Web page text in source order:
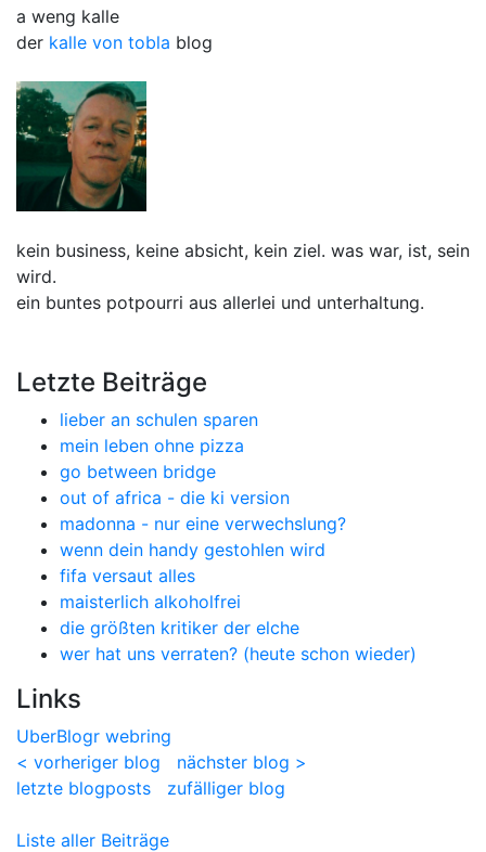
a weng kalle
der kalle von tobla blog
kein business, keine absicht, kein ziel. was war, ist, sein
wird.
ein buntes potpourri aus allerlei und unterhaltung.
Letzte Beiträge
lieber an schulen sparen
mein leben ohne pizza
go between bridge
out of africa - die ki version
madonna - nur eine verwechslung?
wenn dein handy gestohlen wird
fifa versaut alles
maisterlich alkoholfrei
die größten kritiker der elche
wer hat uns verraten? (heute schon wieder)
Links
UberBlogr webring
< vorheriger blog
nächster blog >
letzte blogposts
zufälliger blog
Liste aller Beiträge